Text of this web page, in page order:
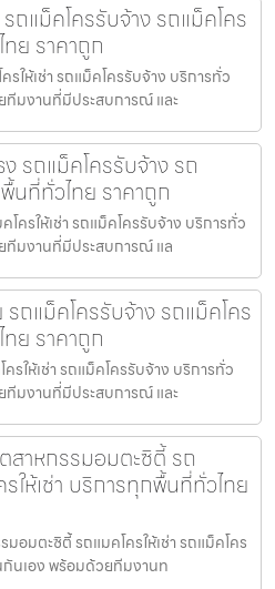
ถแม็คโครรับจ้าง รถแม็คโคร
ย ราคาถูก
รให้เช่า รถแม็คโครรับจ้าง บริการทั่ว
ทีมงานที่มีประสบการณ์ และ
รถแม็คโครรับจ้าง รถ
นที่ทั่วไทย ราคาถูก
โครให้เช่า รถแม็คโครรับจ้าง บริการทั่ว
ทีมงานที่มีประสบการณ์ แล
รถแม็คโครรับจ้าง รถแม็คโคร
ย ราคาถูก
รให้เช่า รถแม็คโครรับจ้าง บริการทั่ว
ทีมงานที่มีประสบการณ์ และ
สาหกรรมอมตะซิตี้ รถ
ให้เช่า บริการทุกพื้นที่ทั่วไทย
อมตะซิตี้ รถแมคโครให้เช่า รถแม็คโคร
กันเอง พร้อมด้วยทีมงานท